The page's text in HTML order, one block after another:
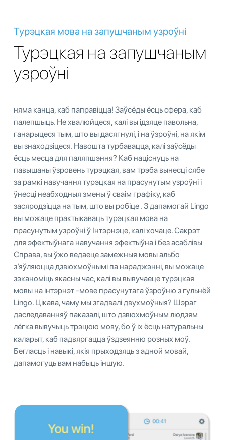
Турэцкая мова на запушчаным узроўні
Турэцкая на запушчаным
узроўні
няма канца, каб паправіцца! Заўсёды ёсць сфера, каб
палепшыць. Не хвалюйцеся, калі вы ідзяце павольна,
ганарыцеся тым, што вы дасягнулі, і на ўзроўні, на якім
вы знаходзіцеся. Навошта турбавацца, калі заўсёды
ёсць месца для паляпшэння? Каб націснуць на
павышаны ўзровень турэцкая, вам трэба вынесці сябе
за рамкі навучання турэцкая на прасунутым узроўні і
ўнесці неабходныя змены ў сваім графіку, каб
засяродзіцца на тым, што вы робіце . З дапамогай Lingo
вы можаце практыкаваць турэцкая мова на
прасунутым узроўні ў Інтэрнэце, калі хочаце. Сакрэт
для эфектыўнага навучання эфектыўна і без асаблівы
Справа, вы ўжо ведаеце замежныя мовы альбо
з’яўляюцца дзвюхмоўнымі па нараджэнні, вы можаце
зэканоміць якасны час, калі вы вывучаеце турэцкая
мовы на інтэрнэт -мове прасунутага ўзроўню з гульнёй
Lingo. Цікава, чаму мы згадвалі двухмоўныя? Шэраг
даследаванняў паказалі, што дзвюхмоўным людзям
лёгка вывучыць трэцюю мову, бо ў іх ёсць натуральны
каларыт, каб падвяргацца ўздзеянню розных моў.
Бегласць і навыкі, якія прыходзяць з адной мовай,
дапамогуць вам набыць іншую.